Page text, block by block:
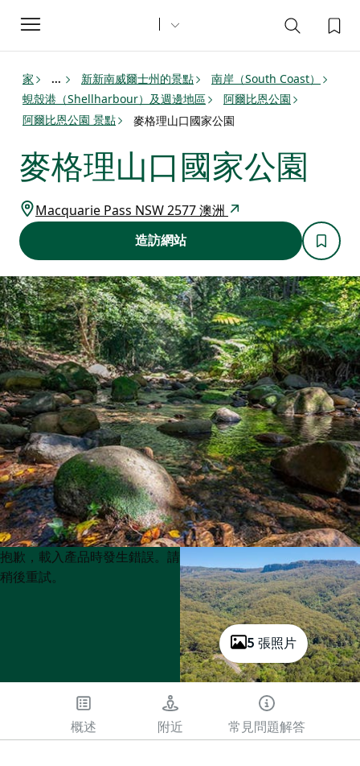
Toggle
navigation
家 ... 新新南威爾士州的景點
南岸（South Coast）
蜆殼港（Shellharbour）及週邊地區
阿爾比恩公園
阿爾比恩公園 景點
麥格理山口國家公園
麥格理山口國家公園
Macquarie Pass NSW 2577 澳洲
造訪網站
5 張照片
Product
List
Product
List
抱歉，載入產品時發生錯誤。請
稍後重試。
概述 附近 常見問題解答